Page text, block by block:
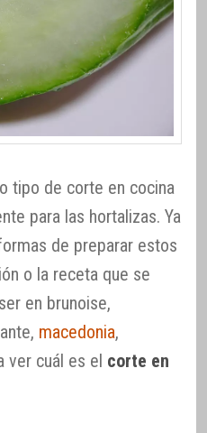
tipo de corte en cocina
para las hortalizas. Ya
de preparar estos
o la receta que se
en brunoise,
macedonia,
ver cuál es el corte en